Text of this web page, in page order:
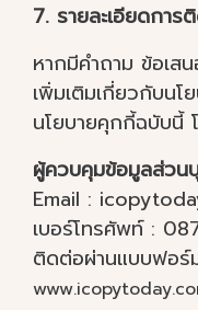
7. รายละเอียดการ
หากมีคำถาม ข้อเส
เพิ่มเติมเกี่ยวกับน
นโยบายคุกกี้ฉบับนี้
ผู้ควบคุมข้อมูลส่วน
Email :
เบอร์โทรศัพท์ :
ติดต่อผ่านแบบฟอร์